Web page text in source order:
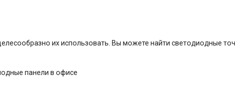
их использовать. Вы можете найти светодиодные